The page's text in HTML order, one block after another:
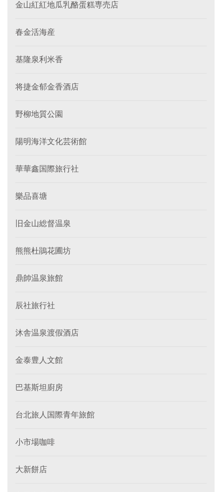
金山紅紅地瓜乳酪蛋糕専売店
春金活海産
基隆泉利米香
将捷金郁金香酒店
野柳地質公園
陽明海洋文化芸術館
華華鑫国際旅行社
樂品喜塘
旧金山総督温泉
熊熊杜鵑花圃坊
鼎帥温泉旅館
辰社旅行社
沐舎温泉渡假酒店
金泰豊人文館
巴基斯坦廚房
台北旅人国際青年旅館
小市場咖啡
大新餅店